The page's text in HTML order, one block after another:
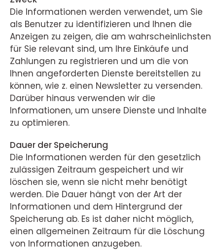
Die Informationen werden verwendet, um Sie
als Benutzer zu identifizieren und Ihnen die
Anzeigen zu zeigen, die am wahrscheinlichsten
für Sie relevant sind, um Ihre Einkäufe und
Zahlungen zu registrieren und um die von
Ihnen angeforderten Dienste bereitstellen zu
können, wie z. einen Newsletter zu versenden.
Darüber hinaus verwenden wir die
Informationen, um unsere Dienste und Inhalte
zu optimieren.
Dauer der Speicherung
Die Informationen werden für den gesetzlich
zulässigen Zeitraum gespeichert und wir
löschen sie, wenn sie nicht mehr benötigt
werden. Die Dauer hängt von der Art der
Informationen und dem Hintergrund der
Speicherung ab. Es ist daher nicht möglich,
einen allgemeinen Zeitraum für die Löschung
von Informationen anzugeben.